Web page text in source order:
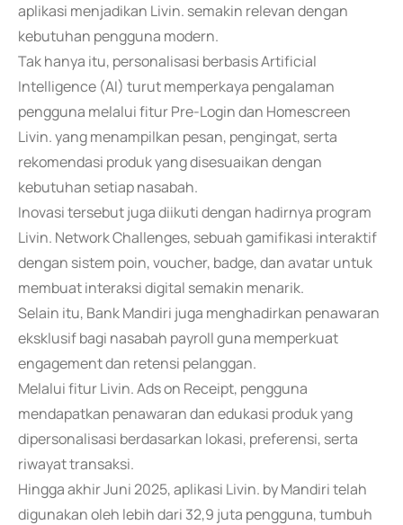
aplikasi menjadikan Livin. semakin relevan dengan
kebutuhan pengguna modern.
Tak hanya itu, personalisasi berbasis Artificial
Intelligence (AI) turut memperkaya pengalaman
pengguna melalui fitur Pre-Login dan Homescreen
Livin. yang menampilkan pesan, pengingat, serta
rekomendasi produk yang disesuaikan dengan
kebutuhan setiap nasabah.
Inovasi tersebut juga diikuti dengan hadirnya program
Livin. Network Challenges, sebuah gamifikasi interaktif
dengan sistem poin, voucher, badge, dan avatar untuk
membuat interaksi digital semakin menarik.
Selain itu, Bank Mandiri juga menghadirkan penawaran
eksklusif bagi nasabah payroll guna memperkuat
engagement dan retensi pelanggan.
Melalui fitur Livin. Ads on Receipt, pengguna
mendapatkan penawaran dan edukasi produk yang
dipersonalisasi berdasarkan lokasi, preferensi, serta
riwayat transaksi.
Hingga akhir Juni 2025, aplikasi Livin. by Mandiri telah
digunakan oleh lebih dari 32,9 juta pengguna, tumbuh